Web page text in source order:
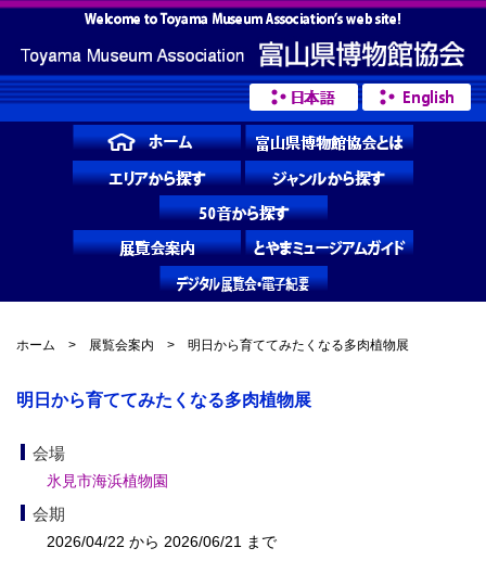
ホーム > 展覧会案内 > 明日から育ててみたくなる多肉植物展
明日から育ててみたくなる多肉植物展
会場
氷見市海浜植物園
会期
2026/04/22 から 2026/06/21 まで